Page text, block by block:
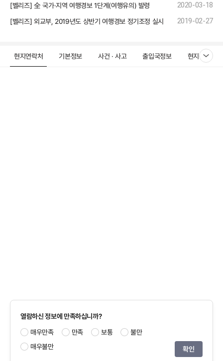
[벨리즈] 全 국가·지역 여행경보 1단계(여행유의) 발령 2020-03-18
[벨리즈] 외교부, 2019년도 상반기 여행경보 정기조정 실시 2019-02-27
현지연락처 기본정보 사건 · 사고 출입국정보 현지문화
열람하신 정보에 만족하십니까?
매우만족
만족 보통
불만
매우불만